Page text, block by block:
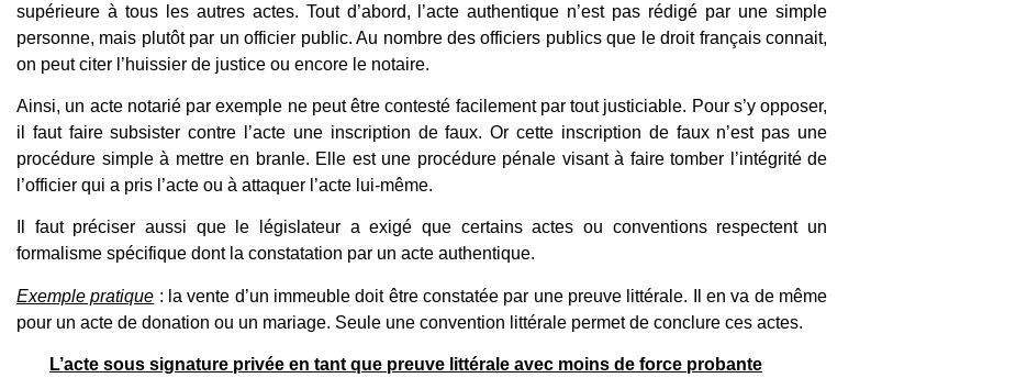
supérieure à tous les autres actes. Tout d’abord, l’acte authentique n’est pas rédigé par une simple
personne, mais plutôt par un officier public. Au nombre des officiers publics que le droit français connait,
on peut citer l’huissier de justice ou encore le notaire.
Ainsi, un acte notarié par exemple ne peut être contesté facilement par tout justiciable. Pour s’y opposer,
il faut faire subsister contre l’acte une inscription de faux. Or cette inscription de faux n’est pas une
procédure simple à mettre en branle. Elle est une procédure pénale visant à faire tomber l’intégrité de
l’officier qui a pris l’acte ou à attaquer l’acte lui-même.
Il faut préciser aussi que le législateur a exigé que certains actes ou conventions respectent un
formalisme spécifique dont la constatation par un acte authentique.
Exemple pratique : la vente d’un immeuble doit être constatée par une preuve littérale. Il en va de même
pour un acte de donation ou un mariage. Seule une convention littérale permet de conclure ces actes.
L’acte sous signature privée en tant que preuve littérale avec moins de force probante